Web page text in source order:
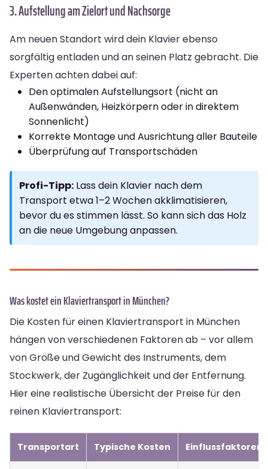
3. Aufstellung am Zielort und Nachsorge
Am neuen Standort wird dein Klavier ebenso
sorgfältig entladen und an seinen Platz gebracht. Die
Experten achten dabei auf:
Den optimalen Aufstellungsort (nicht an
Außenwänden, Heizkörpern oder in direktem
Sonnenlicht)
Korrekte Montage und Ausrichtung aller Bauteile
Überprüfung auf Transportschäden
Profi-Tipp: Lass dein Klavier nach dem
Transport etwa 1–2 Wochen akklimatisieren,
bevor du es stimmen lässt. So kann sich das Holz
an die neue Umgebung anpassen.
Was kostet ein Klaviertransport in München?
Die Kosten für einen Klaviertransport in München
hängen von verschiedenen Faktoren ab – vor allem
von Größe und Gewicht des Instruments, dem
Stockwerk, der Zugänglichkeit und der Entfernung.
Hier eine realistische Übersicht der Preise für den
reinen Klaviertransport:
Transportart Typische Kosten Einflussfaktoren